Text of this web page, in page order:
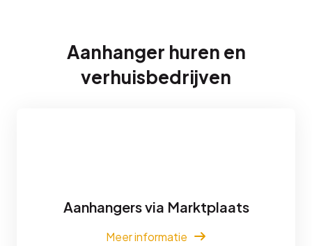
Aanhanger huren en
verhuisbedrijven
Aanhangers via Marktplaats
Meer informatie